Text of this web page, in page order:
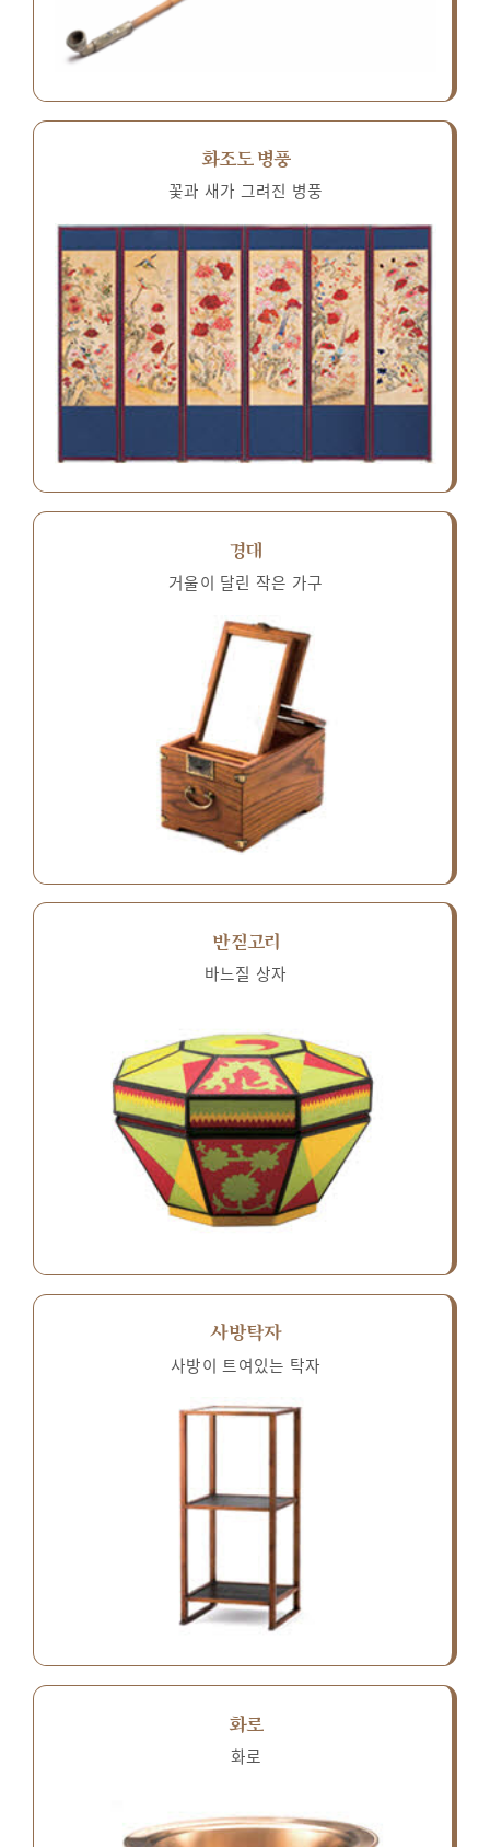
화조도 병풍
꽃과 새가 그려진 병풍
경대
거울이 달린 작은 가구
반짇고리
바느질 상자
사방탁자
사방이 트여있는 탁자
화로
화로